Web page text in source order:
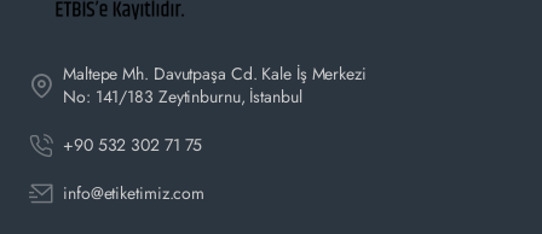
Maltepe Mh. Davutpaşa Cd. Kale İş Merkezi
No: 141/183 Zeytinburnu, İstanbul
+90 532 302 71 75
info@etiketimiz.com